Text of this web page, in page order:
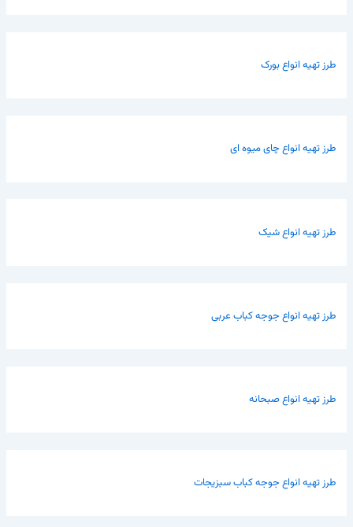
طرز تهیه انواع بورک
طرز تهیه انواع چای میوه ای
طرز تهیه انواع شیک
طرز تهیه انواع جوجه کباب عربی
طرز تهیه انواع صبحانه
طرز تهیه انواع جوجه کباب سبزیجات